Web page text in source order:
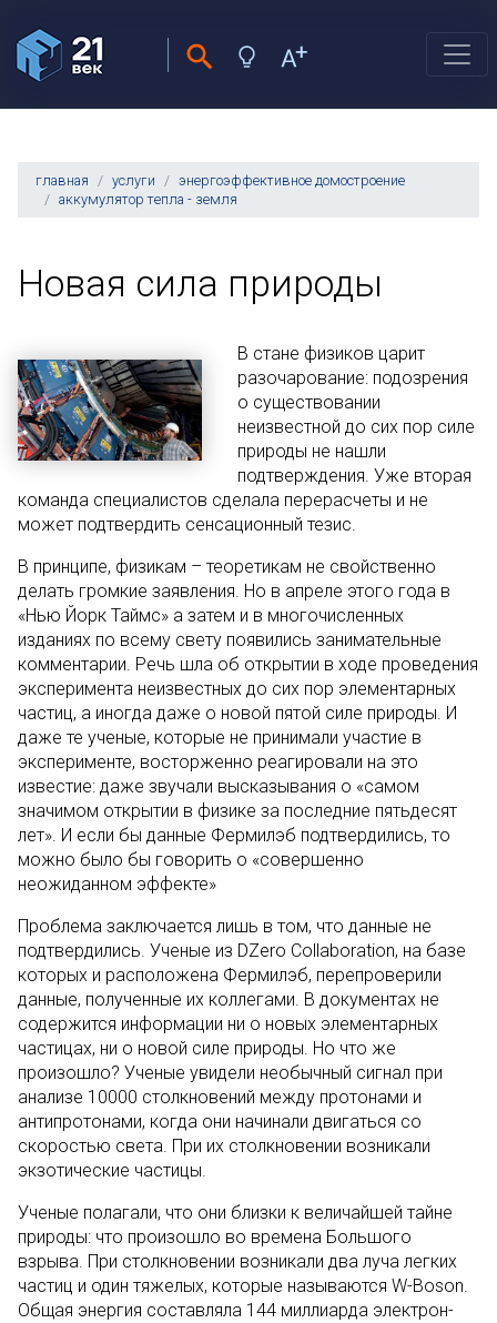
главная услуги
энергоэффективное домостроение
аккумулятор тепла - земля
Новая сила природы
В стане физиков царит
разочарование: подозрения
о существовании
неизвестной до сих пор силе
природы не нашли
подтверждения. Уже вторая
команда специалистов сделала перерасчеты и не
может подтвердить сенсационный тезис.
В принципе, физикам – теоретикам не свойственно
делать громкие заявления. Но в апреле этого года в
«Нью Йорк Таймс» а затем и в многочисленных
изданиях по всему свету появились занимательные
комментарии. Речь шла об открытии в ходе проведения
эксперимента неизвестных до сих пор элементарных
частиц, а иногда даже о новой пятой силе природы. И
даже те ученые, которые не принимали участие в
эксперименте, восторженно реагировали на это
известие: даже звучали высказывания о «самом
значимом открытии в физике за последние пятьдесят
лет». И если бы данные Фермилэб подтвердились, то
можно было бы говорить о «совершенно
неожиданном эффекте»
Проблема заключается лишь в том, что данные не
подтвердились. Ученые из DZero Collaboration, на базе
которых и расположена Фермилэб, перепроверили
данные, полученные их коллегами. В документах не
содержится информации ни о новых элементарных
частицах, ни о новой силе природы. Но что же
произошло? Ученые увидели необычный сигнал при
анализе 10000 столкновений между протонами и
антипротонами, когда они начинали двигаться со
скоростью света. При их столкновении возникали
экзотические частицы.
Ученые полагали, что они близки к величайшей тайне
природы: что произошло во времена Большого
взрыва. При столкновении возникали два луча легких
частиц и один тяжелых, которые называются W-Boson.
Общая энергия составляла 144 миллиарда электрон-